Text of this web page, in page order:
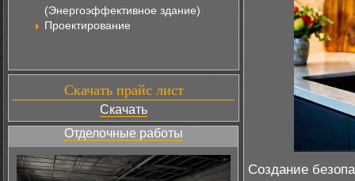
(Энергоэффективное здание)
Проектирование
Скачать прайс лист
Скачать
Отделочные работы
Создание